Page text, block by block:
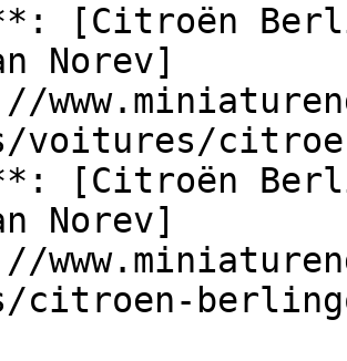
[Citroën
Norev]
voitures/
[Citroën
Norev]
citroen-